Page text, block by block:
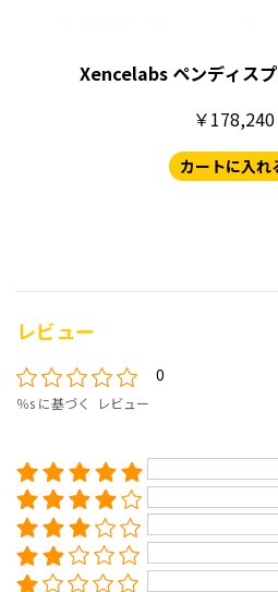
Xencelabs ペンディス
￥178,240
カートに入れ
レビュー
0
％s に基づく レビュー